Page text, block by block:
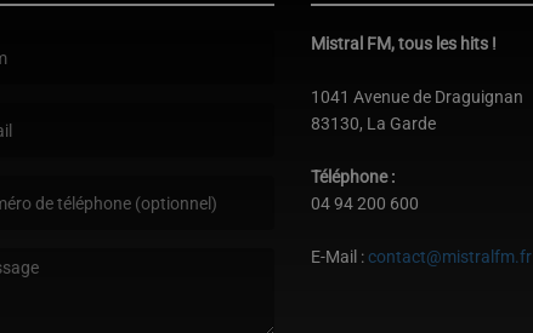
Mistral FM, tous les hits !
1041 Avenue de Draguignan
83130, La Garde
Téléphone :
04 94 200 600
E-Mail :contact@mistralfm.fr